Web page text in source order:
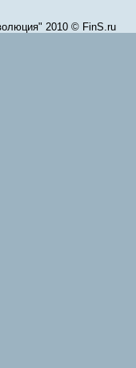
2010 © FinS.ru